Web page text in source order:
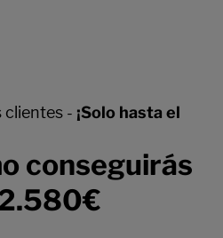
clientes - ¡Solo hasta el
conseguirás